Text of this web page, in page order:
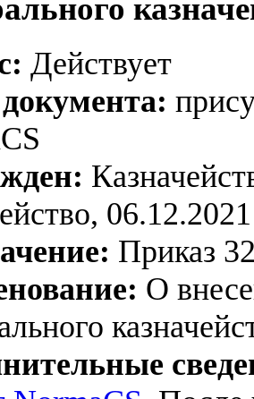
Действует
06.12.2021
Приказ
О